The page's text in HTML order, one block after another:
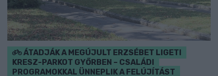
ÁTADJÁK A MEGÚJULT ERZSÉBET LIGETI
KRESZ-PARKOT GYŐRBEN – CSALÁDI
PROGRAMOKKAL ÜNNEPLIK A FELÚJÍTÁST